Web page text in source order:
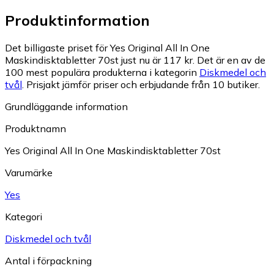
Produktinformation
Det billigaste priset för Yes Original All In One
Maskindisktabletter 70st just nu är 117 kr. Det är en av de
100 mest populära produkterna i kategorin Diskmedel och
tvål. Prisjakt jämför priser och erbjudande från 10 butiker.
Grundläggande information
Produktnamn
Yes Original All In One Maskindisktabletter 70st
Varumärke
Yes
Kategori
Diskmedel och tvål
Antal i förpackning